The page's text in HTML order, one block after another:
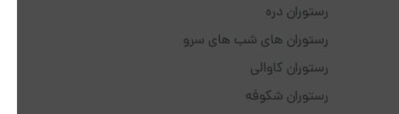
رستوران دره
رستوران های شب های سرو
رستوران کاوالی
رستوران شکوفه